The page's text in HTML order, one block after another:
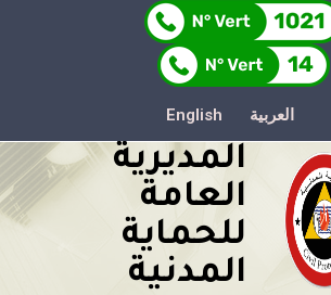
العربية English
المديرية
العامة
للحماية
المدنية